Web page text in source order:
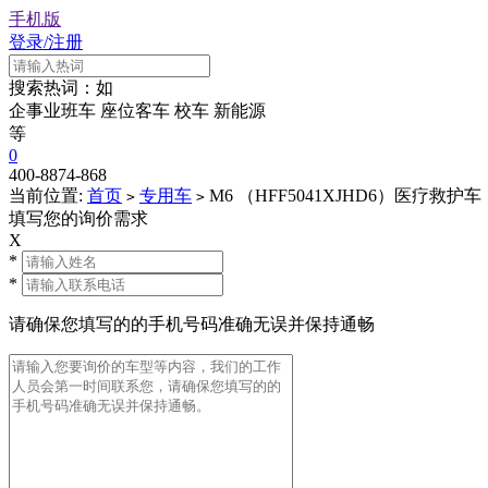
手机版
登录/注册
搜索热词：如
企事业班车 座位客车 校车 新能源
等
0
400-8874-868
当前位置: 首页 > 专用车 > M6 （HFF5041XJHD6）医疗救护车
填写您的询价需求
X
*
*
请确保您填写的的手机号码准确无误并保持通畅